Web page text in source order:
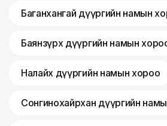
Баганхангай дүүргийн намын
Баянзүрх дүүргийн намын
Налайх дүүргийн намын хороо
Сонгинохайрхан дүүргийн